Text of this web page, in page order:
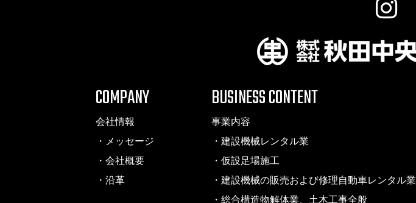
COMPANY
会社情報
・メッセージ
・会社概要
・沿革
BUSINESS CONTENT
事業内容
・建設機械レンタル業
・仮設足場施工
・建設機械の販売および修理自動車レンタル業
・総合構造物解体業、土木工事全般